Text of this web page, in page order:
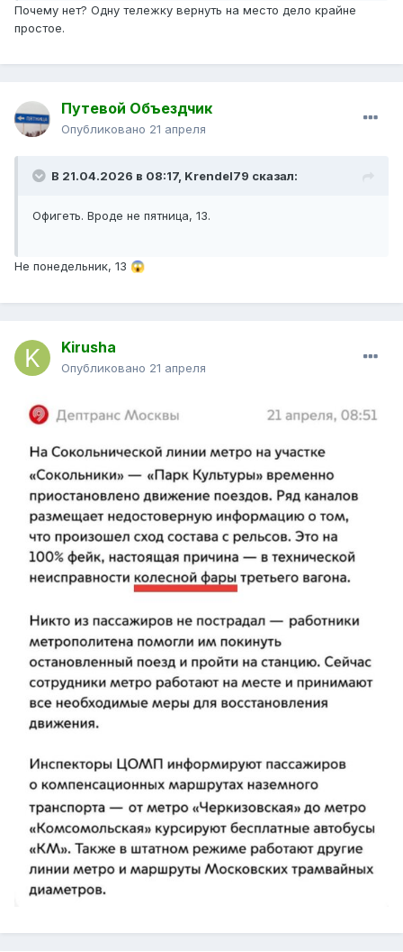
Почему нет? Одну тележку вернуть на место дело крайне
простое.
Путевой Объездчик
Опубликовано 21 апреля
В 21.04.2026 в 08:17, Krendel79 сказал:
Офигеть. Вроде не пятница, 13.
Не понедельник, 13 😱
Kirusha
Опубликовано 21 апреля